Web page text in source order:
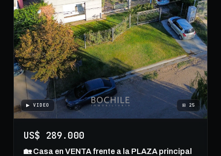
⊞ 25
▶ VIDEO
US$ 289.000
🏡 Casa en VENTA frente a la PLAZA principal